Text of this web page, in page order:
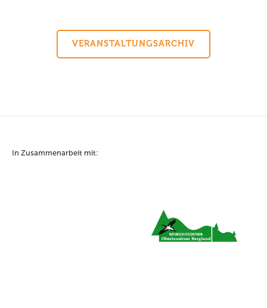
VERANSTALTUNGSARCHIV
In Zusammenarbeit mit: